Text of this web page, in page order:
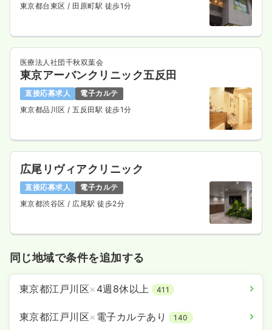
詳細を見る
東京都台東区 / 田原町駅 徒歩1分
医療法人社団千秋双葉会
東京アーバンクリニック五反田
直接応募求人
電子カルテ
東京都品川区 / 五反田駅 徒歩1分
広尾リヴィアクリニック
直接応募求人
電子カルテ
東京都渋谷区 / 広尾駅 徒歩2分
同じ地域で条件を追加する
東京都江戸川区× 4週8休以上 411
東京都江戸川区× 電子カルテあり 140